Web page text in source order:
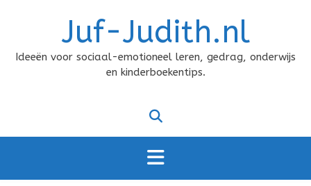
Juf-Judith.nl
Ideeën voor sociaal-emotioneel leren, gedrag, onderwijs
en kinderboekentips.